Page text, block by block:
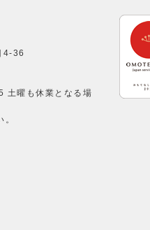
4-36
土曜も休業となる場